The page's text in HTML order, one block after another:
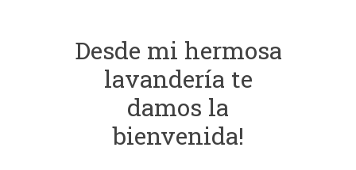
Desde mi hermosa
lavandería te
damos la
bienvenida!